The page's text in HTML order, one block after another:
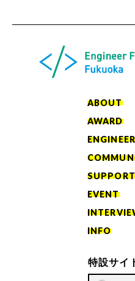
ABOUT
AWARD
EVENT
INFO
特設サイ